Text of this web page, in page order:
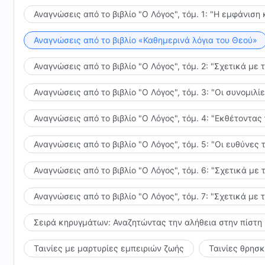
αληθείς, αλλά μετά, εν αγνοία σου, αναγνωρίζεις
χαρακτήρες από αυτές και τις μετατρέπεις σε
υποσυνείδητα γίνεσαι αποδέκτης αυτών των ιδεών
υποσυνείδητα βάζεις δαίμονες, τον Σατανά και
—πρόκειται πραγματικά για μάγια! Νιώθετε κι
έχουν κάψει θυμιάματα και λατρέψει τον Βούδα;
θυμιάματα και που λατρέψατε τον Βούδα; (Η
να προσεύχεσαι στον Σατανά για ειρήνη; Ο Σατανάς
Αυτός ο τρόπος συμπεριφοράς είναι παράλογος,
ο Σατανάς είναι πώς να σε διαφθείρει, δεν μπορεί
δώσει είναι μια προσωρινή ανακούφιση. Αλλά
παραβείς τον όρκο που έκανες σε αυτόν, τότε θα
στην πραγματικότητα, θέλει να σε ελέγξει. Όταν
μόνο δεν πήρατε ειρήνη, αλλά, αντιθέτως, σας
απεριόριστο ωκεανό πικρίας. Δεν υπάρχει ειρήνη
αλήθεια. Αυτή είναι η συνέπεια για την
Αναγνώσεις από το βιβλίο "Ο Λόγος", τόμ. 1: "Η εμφάνιση
Αναγνώσεις από το βιβλίο «Καθημερινά λόγια του Θεού»
Αναγνώσεις από το βιβλίο "Ο Λόγος", τόμ. 2: "Σχετικά με
Αναγνώσεις από το βιβλίο "Ο Λόγος", τόμ. 3: "Οι
Αναγνώσεις από το βιβλίο "Ο Λόγος", τόμ. 4: "Εκθέτοντας
Αναγνώσεις από το βιβλίο "Ο Λόγος", τόμ. 5: "Οι
Αναγνώσεις από το βιβλίο "Ο Λόγος", τόμ. 6: "Σχετικά με
Αναγνώσεις από το βιβλίο "Ο Λόγος", τόμ. 7: "Σχετικά με
Σειρά κηρυγμάτων: Αναζητώντας την αλήθεια στην πίστη
Ταινίες με μαρτυρίες εμπειριών ζωής Ταινίες